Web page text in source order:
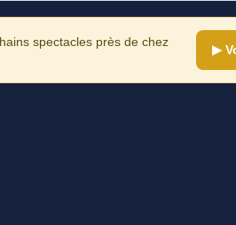
spectacles près de chez
▶